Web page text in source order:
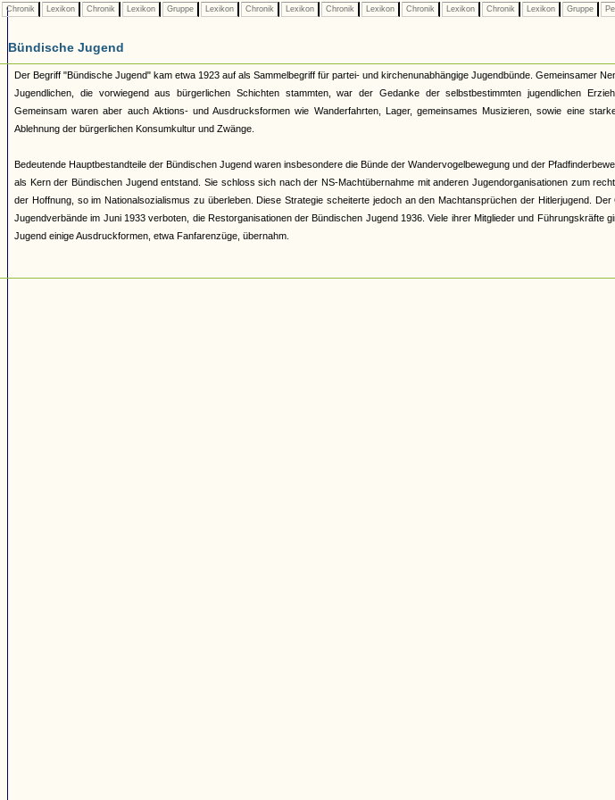
Chronik Lexikon Chronik Lexikon Gruppe Lexikon Chronik Lexikon Chronik Lexikon Chronik Lexikon Chronik Lexikon Gruppe
Bündische Jugend
Der Begriff "Bündische Jugend" kam etwa 1923 auf als Sammelbegriff für partei- und kirchenunabhängige Jugendbünde. Gemeinsamer
Jugendlichen, die vorwiegend aus bürgerlichen Schichten stammten, war der Gedanke der selbstbestimmten jugendlichen
Gemeinsam waren aber auch Aktions- und Ausdrucksformen wie Wanderfahrten, Lager, gemeinsames Musizieren, sowie eine
Ablehnung der bürgerlichen Konsumkultur und Zwänge.
Bedeutende Hauptbestandteile der Bündischen Jugend waren insbesondere die Bünde der Wandervogelbewegung und der
als Kern der Bündischen Jugend entstand. Sie schloss sich nach der NS-Machtübernahme mit anderen Jugendorganisationen zum
der Hoffnung, so im Nationalsozialismus zu überleben. Diese Strategie scheiterte jedoch an den Machtansprüchen der Hitlerjugend.
Jugendverbände im Juni 1933 verboten, die Restorganisationen der Bündischen Jugend 1936. Viele ihrer Mitglieder und Führungskräfte
Jugend einige Ausdruckformen, etwa Fanfarenzüge, übernahm.